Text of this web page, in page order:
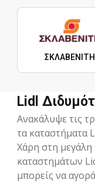
Lidl
Ανακάλυψε τις
τα καταστήματα
Χάρη στη μεγάλη
καταστημάτων
μπορείς να